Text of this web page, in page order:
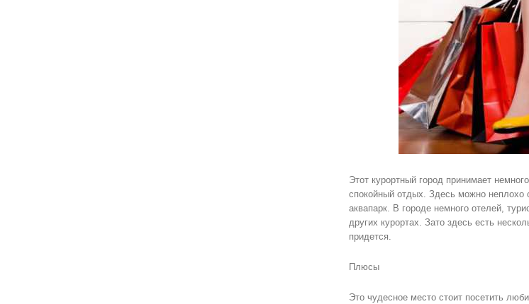
Этот курортный город принимает
спокойный отдых. Здесь можно неплохо
аквапарк. В городе немного отелей,
других курортах. Зато здесь есть
придется.
Плюсы
Это чудесное место стоит посетить